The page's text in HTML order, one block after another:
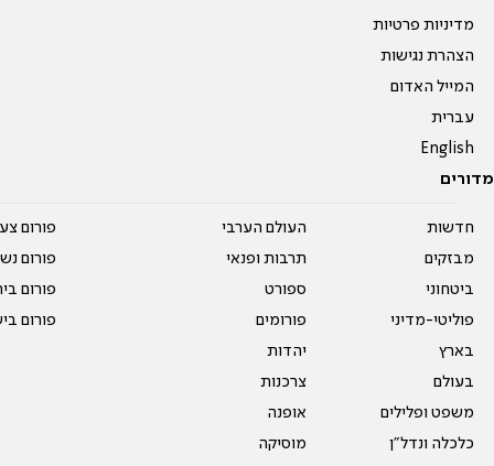
מדיניות פרטיות
הצהרת נגישות
המייל האדום
עברית
English
מדורים
חדשות
מבזקים
ביטחוני
פוליטי-מדיני
בארץ
בעולם
משפט ופלילים
כלכלה ונדל"ן
העולם הערבי
תרבות ופנאי
ספורט
פורומים
יהדות
צרכנות
אופנה
מוסיקה
פורום
פורום
פורום
פורום